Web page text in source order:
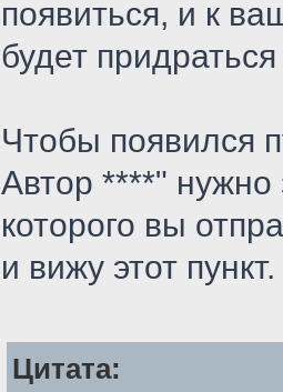
появиться, и к
будет
Чтобы появился
Автор ****"
которого вы
и вижу этот пункт.
Цитата: